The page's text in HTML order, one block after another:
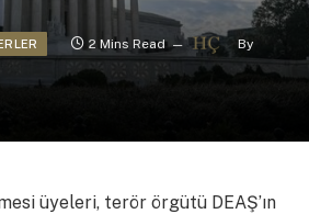
2 Mins Read By
üyeleri, terör örgütü DEAŞ’ın